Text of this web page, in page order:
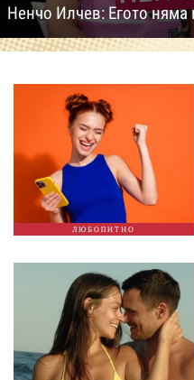
Ненчо Илчев: Егото няма
ЛЮБОПИТНО